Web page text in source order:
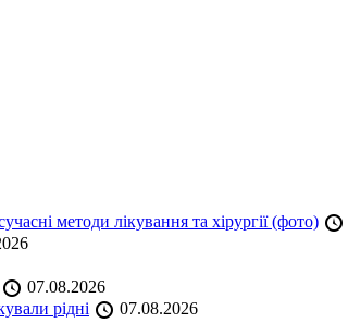
методи лікування та хірургії (фото)
07.08.2026
рідні
07.08.2026